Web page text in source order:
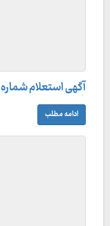
آگهی استعلام شماره ۱۵۸۲۱۵خرید ولوهای سامسون
ادامه مطلب